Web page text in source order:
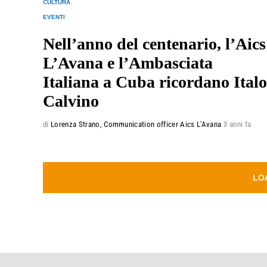
CULTURA
EVENTI
Nell’anno del centenario, l’Aics
L’Avana e l’Ambasciata
Italiana a Cuba ricordano Italo
Calvino
di Lorenza Strano, Communication officer Aics L'Avana 3 anni fa